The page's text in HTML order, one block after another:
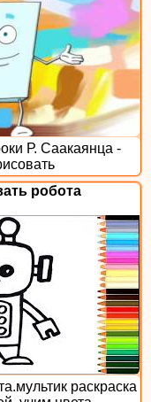
Р. Саакаянца -
робота
раскраска